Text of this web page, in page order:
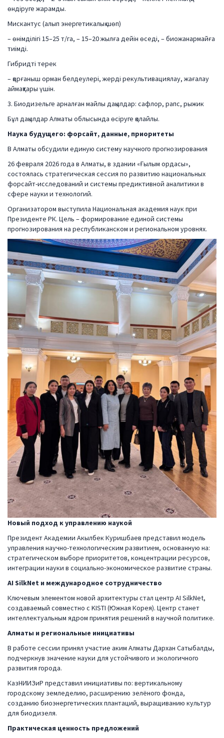
өндіруге жарамды.
Мискантус (алып энергетикалық шөп)
– өнімділігі 15–25 т/га, – 15–20 жылға дейін өседі, – биожанармайға
тиімді.
Гибридті терек
– қорғаныш орман белдеулері, жерді рекультивациялау, жағалау
аймақтары үшін.
3. Биодизельге арналған майлы дақылдар: сафлор, рапс, рыжик
Бұл дақылдар Алматы облысында өсіруге қолайлы.
Наука будущего: форсайт, данные, приоритеты
В Алматы обсудили единую систему научного прогнозирования
26 февраля 2026 года в Алматы, в здании «Ғылым ордасы»,
состоялась стратегическая сессия по развитию национальных
форсайт-исследований и системы предиктивной аналитики в
сфере науки и технологий.
Организатором выступила Национальная академия наук при
Президенте РК. Цель – формирование единой системы
прогнозирования на республиканском и региональном уровнях.
Новый подход к управлению наукой
Президент Академии Акылбек Куришбаев представил модель
управления научно-технологическим развитием, основанную на:
стратегическом выборе приоритетов, концентрации ресурсов,
интеграции науки в социально-экономическое развитие страны.
AI SilkNet и международное сотрудничество
Ключевым элементом новой архитектуры стал центр AI SilkNet,
создаваемый совместно с KISTI (Южная Корея). Центр станет
интеллектуальным ядром принятия решений в научной политике.
Алматы и региональные инициативы
В работе сессии принял участие аким Алматы Дархан Сатыбалды,
подчеркнув значение науки для устойчивого и экологичного
развития города.
КазНИИЗиР представил инициативы по: вертикальному
городскому земледелию, расширению зелёного фонда,
созданию биоэнергетических плантаций, выращиванию культур
для биодизеля.
Практическая ценность предложений